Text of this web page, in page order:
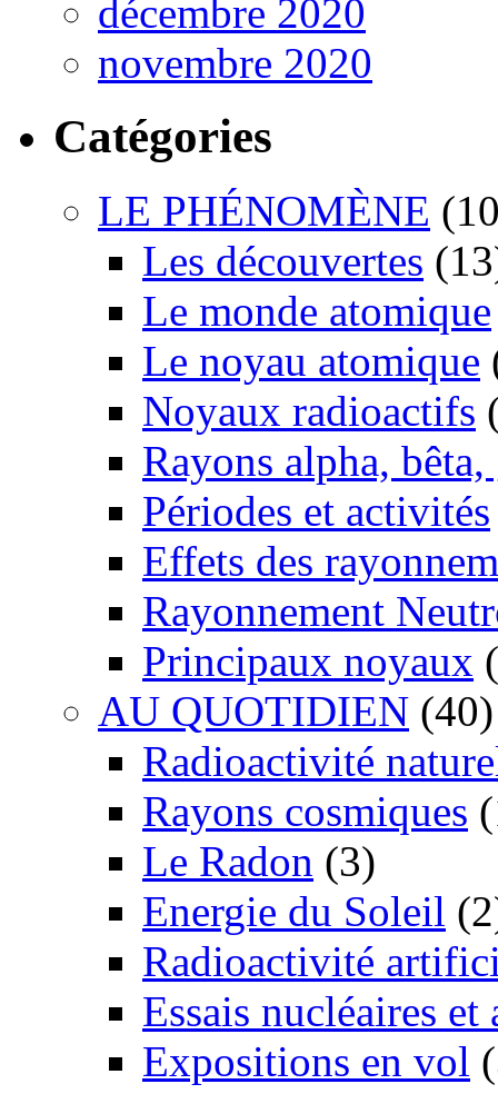
décembre 2020
novembre 2020
Catégories
LE PHÉNOMÈNE
Les découvertes
Le monde atomique
Le noyau atomique
Noyaux radioactifs
Rayons alpha, bêta,
Périodes et activités
Effets des
Rayonnement
Principaux noyaux
AU QUOTIDIEN (40)
Radioactivité
Rayons cosmiques
Le Radon (3)
Energie du Soleil
Radioactivité
Essais nucléaires et
Expositions en vol